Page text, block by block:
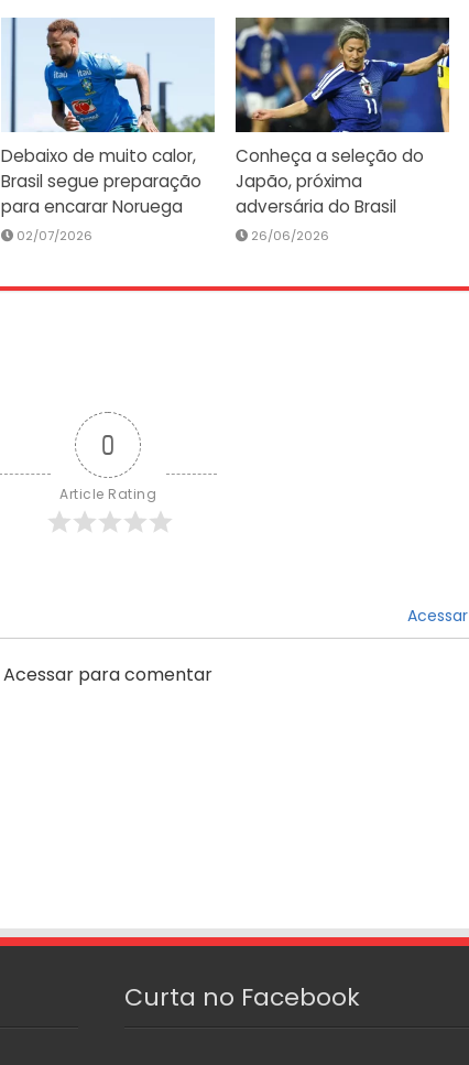
Debaixo de muito calor,
Brasil segue preparação
para encarar Noruega
02/07/2026
Conheça a seleção do
Japão, próxima
adversária do Brasil
26/06/2026
0
Article Rating
Acessar
Acessar para comentar
Curta no Facebook